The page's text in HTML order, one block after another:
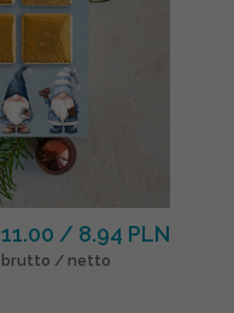
11.00 / 8.94 PLN
brutto / netto